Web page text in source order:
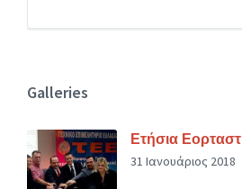
Galleries
Ετήσια
31 Ιανουάριος 2018